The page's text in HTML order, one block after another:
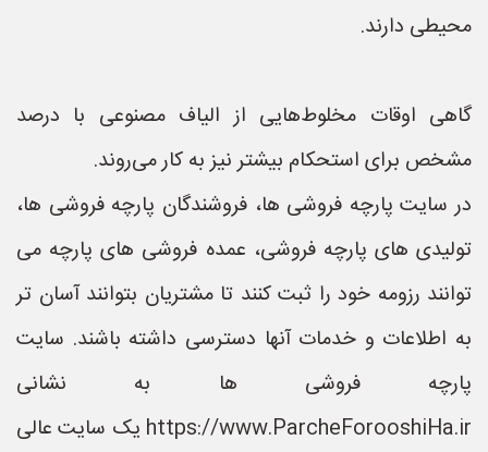
محیطی دارند.
گاهی اوقات مخلوط‌هایی از الیاف مصنوعی با درصد
مشخص برای استحکام بیشتر نیز به کار می‌روند.
در سایت پارچه فروشی ها، فروشندگان پارچه فروشی ها،
تولیدی های پارچه فروشی، عمده فروشی های پارچه می
توانند رزومه خود را ثبت کنند تا مشتریان بتوانند آسان تر
به اطلاعات و خدمات آنها دسترسی داشته باشند. سایت
پارچه فروشی ها به نشانی
https://www.ParcheForooshiHa.ir یک سایت عالی